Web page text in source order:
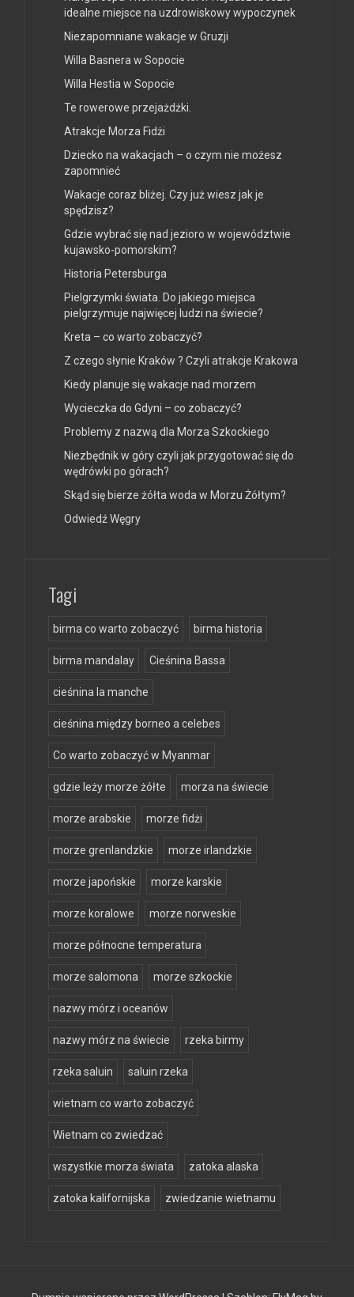
idealne miejsce na uzdrowiskowy wypoczynek
Niezapomniane wakacje w Gruzji
Willa Basnera w Sopocie
Willa Hestia w Sopocie
Te rowerowe przejażdżki.
Atrakcje Morza Fidżi
Dziecko na wakacjach – o czym nie możesz
zapomnieć
Wakacje coraz bliżej. Czy już wiesz jak je
spędzisz?
Gdzie wybrać się nad jezioro w województwie
kujawsko-pomorskim?
Historia Petersburga
Pielgrzymki świata. Do jakiego miejsca
pielgrzymuje najwięcej ludzi na świecie?
Kreta – co warto zobaczyć?
Z czego słynie Kraków ? Czyli atrakcje Krakowa
Kiedy planuje się wakacje nad morzem
Wycieczka do Gdyni – co zobaczyć?
Problemy z nazwą dla Morza Szkockiego
Niezbędnik w góry czyli jak przygotować się do
wędrówki po górach?
Skąd się bierze żółta woda w Morzu Żółtym?
Odwiedź Węgry
Tagi
birma co warto zobaczyć birma historia
birma mandalay Cieśnina Bassa
cieśnina la manche
cieśnina między borneo a celebes
Co warto zobaczyć w Myanmar
gdzie leży morze żółte morza na świecie
morze arabskie morze fidżi
morze grenlandzkie morze irlandzkie
morze japońskie morze karskie
morze koralowe morze norweskie
morze północne temperatura
morze salomona morze szkockie
nazwy mórz i oceanów
nazwy mórz na świecie rzeka birmy
rzeka saluin saluin rzeka
wietnam co warto zobaczyć
Wietnam co zwiedzać
wszystkie morza świata zatoka alaska
zatoka kalifornijska zwiedzanie wietnamu